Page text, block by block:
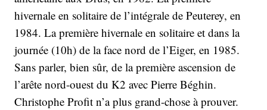
hivernale en solitaire de l’intégrale de Peuterey, en
1984. La première hivernale en solitaire et dans la
journée (10h) de la face nord de l’Eiger, en 1985.
Sans parler, bien sûr, de la première ascension de
l’arête nord-ouest du K2 avec Pierre Béghin.
Christophe Profit n’a plus grand-chose à prouver.